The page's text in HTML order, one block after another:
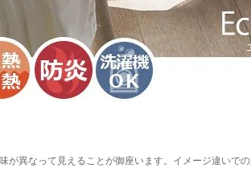
が異なって見えることが御座います。イメージ違いで